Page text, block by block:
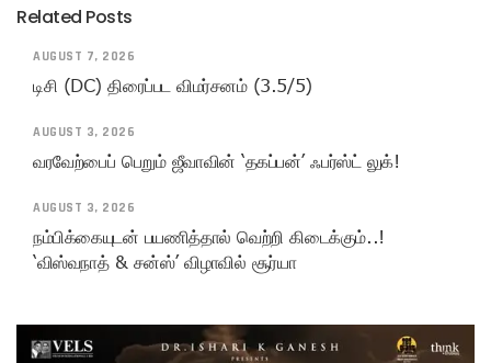
Related Posts
AUGUST 7, 2026
டிசி (DC) திரைப்பட விமர்சனம் (3.5/5)
AUGUST 3, 2026
வரவேற்பைப் பெறும் ஜீவாவின் ‘தகப்பன்’ ஃபர்ஸ்ட் லுக்!
AUGUST 3, 2026
நம்பிக்கையுடன் பயணித்தால் வெற்றி கிடைக்கும்..!
‘விஸ்வநாத் & சன்ஸ்’ விழாவில் சூர்யா